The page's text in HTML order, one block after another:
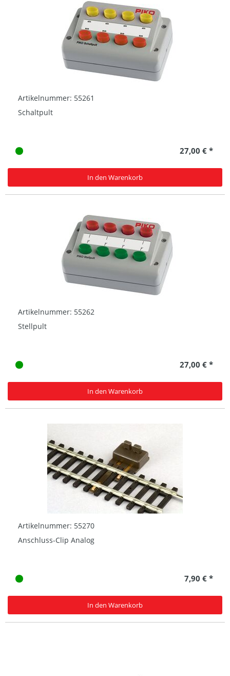
Artikelnummer: 55261
Schaltpult
27,00 € *
In den Warenkorb
Artikelnummer: 55262
Stellpult
27,00 € *
In den Warenkorb
Artikelnummer: 55270
Anschluss-Clip Analog
7,90 € *
In den Warenkorb